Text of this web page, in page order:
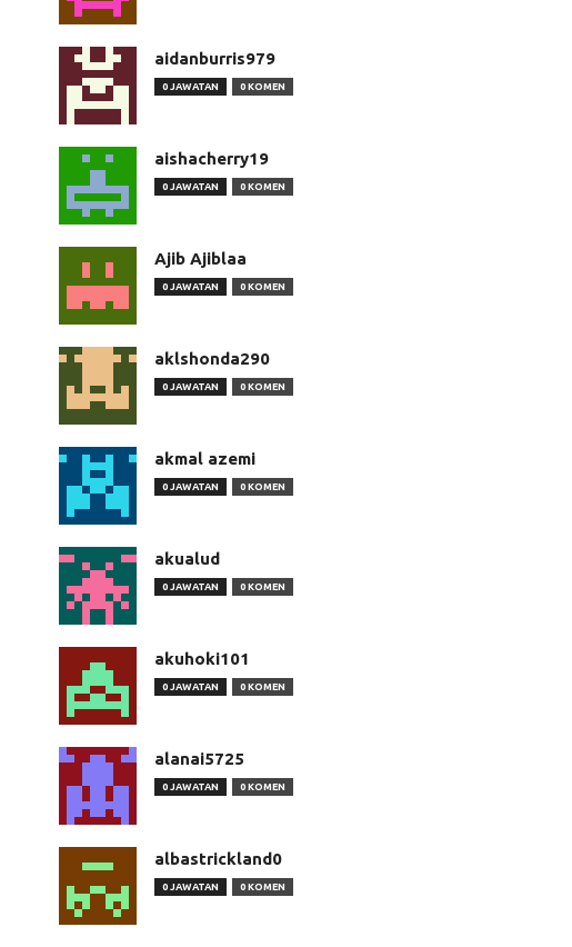
aidanburris979
0 JAWATAN 0 KOMEN
aishacherry19
0 JAWATAN 0 KOMEN
Ajib Ajiblaa
0 JAWATAN 0 KOMEN
aklshonda290
0 JAWATAN 0 KOMEN
akmal azemi
0 JAWATAN 0 KOMEN
akualud
0 JAWATAN 0 KOMEN
akuhoki101
0 JAWATAN 0 KOMEN
alanai5725
0 JAWATAN 0 KOMEN
albastrickland0
0 JAWATAN 0 KOMEN